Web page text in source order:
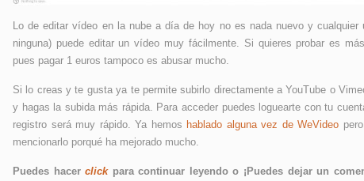
Lo de editar vídeo en la nube a día de hoy no es nada nuevo y cualquier
ninguna) puede editar un vídeo muy fácilmente. Si quieres probar es
pues pagar 1 euros tampoco es abusar mucho.
Si lo creas y te gusta ya te permite subirlo directamente a YouTube o
y hagas la subida más rápida. Para acceder puedes loguearte con tu
registro será muy rápido. Ya hemos hablado alguna vez de WeVideo
mencionarlo porqué ha mejorado mucho.
Puedes hacerclickpara continuar leyendo o ¡Puedes dejar un